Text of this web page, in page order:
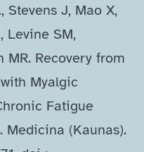
Stevens J, Mao X,
Levine SM,
MR. Recovery from
Myalgic
Fatigue
Medicina (Kaunas).